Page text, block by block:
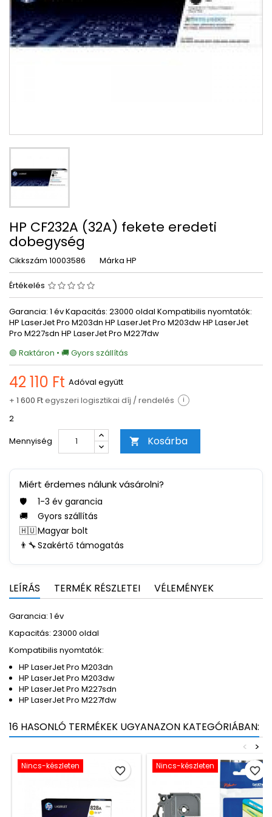
HP CF232A (32A) fekete eredeti
dobegység
Cikkszám 10003586 Márka HP
Értékelés
Garancia: 1 év Kapacitás: 23000 oldal Kompatibilis nyomtatók:
HP LaserJet Pro M203dn HP LaserJet Pro M203dw HP LaserJet
Pro M227sdn HP LaserJet Pro M227fdw
🟢 Raktáron • 🚚 Gyors szállítás
42 110 Ft Adóval együtt
+ 1 600 Ftegyszeri logisztikai díj / rendelés i
2
Mennyiség
 Kosárba
Miért érdemes nálunk vásárolni?
🛡️
1-3 év garancia
🚚
Gyors szállítás
🇭🇺Magyar bolt
👨‍🔧Szakértő támogatás
LEÍRÁS TERMÉK RÉSZLETEI VÉLEMÉNYEK
Garancia: 1 év
Kapacitás: 23000 oldal
Kompatibilis nyomtatók:
HP LaserJet Pro M203dn
HP LaserJet Pro M203dw
HP LaserJet Pro M227sdn
HP LaserJet Pro M227fdw
16 HASONLÓ TERMÉKEK UGYANAZON KATEGÓRIÁBAN:
>
<
Nincs-készleten favorite_border Nincs-készleten favorite_border